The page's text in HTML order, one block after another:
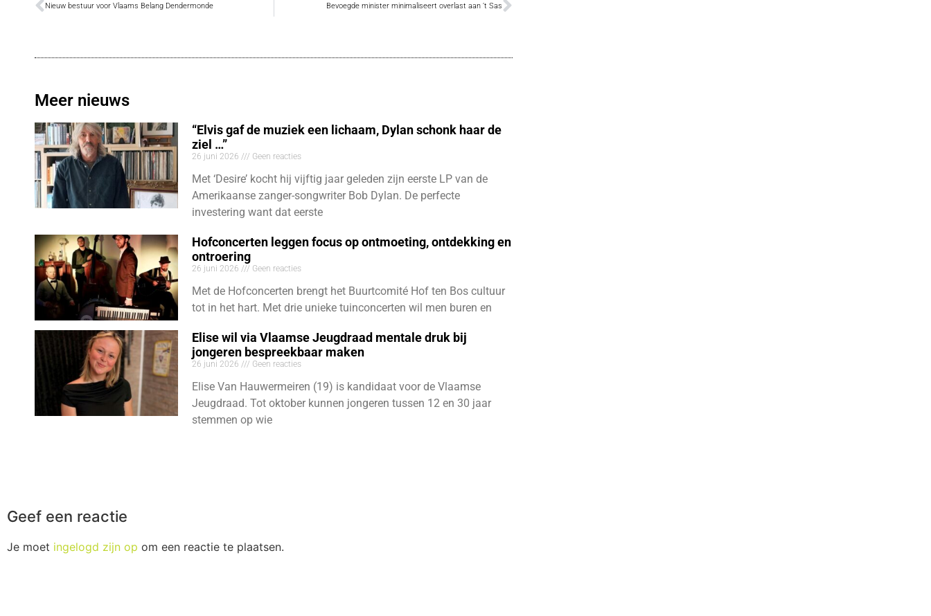
Nieuw bestuur voor Vlaams Belang Dendermonde Bevoegde minister minimaliseert overlast aan ’t Sas
Meer nieuws
“Elvis gaf de muziek een lichaam, Dylan schonk haar de
ziel …”
26 juni 2026 Geen reacties
Met ‘Desire’ kocht hij vijftig jaar geleden zijn eerste LP van de
Amerikaanse zanger-songwriter Bob Dylan. De perfecte
investering want dat eerste
Hofconcerten leggen focus op ontmoeting, ontdekking en
ontroering
26 juni 2026 Geen reacties
Met de Hofconcerten brengt het Buurtcomité Hof ten Bos cultuur
tot in het hart. Met drie unieke tuinconcerten wil men buren en
Elise wil via Vlaamse Jeugdraad mentale druk bij
jongeren bespreekbaar maken
26 juni 2026 Geen reacties
Elise Van Hauwermeiren (19) is kandidaat voor de Vlaamse
Jeugdraad. Tot oktober kunnen jongeren tussen 12 en 30 jaar
stemmen op wie
Geef een reactie
Je moet ingelogd zijn op om een reactie te plaatsen.